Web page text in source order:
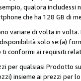
qualora includessi
che ha 128 GB di
variare di volta in
solo se:(a)
conformi ai requisiti
per qualsiasi Prodotto
insieme ai prezzi